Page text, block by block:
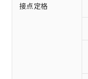
接点定格※1 対応
対応
非含有に
対応予定